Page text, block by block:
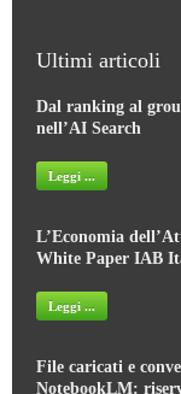
Ultimi articoli
Dal ranking al
nell’AI Search
Leggi ...
L’Economia
White Paper IAB
Leggi ...
File caricati e
NotebookLM: